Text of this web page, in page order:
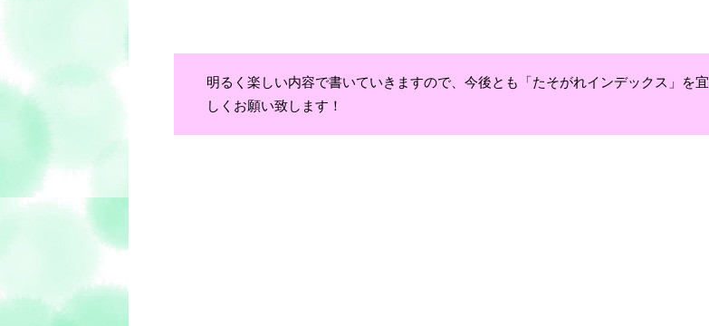
明るく楽しい内容で書いていきますので、今後とも「たそがれインデックス」を宜
しくお願い致します！